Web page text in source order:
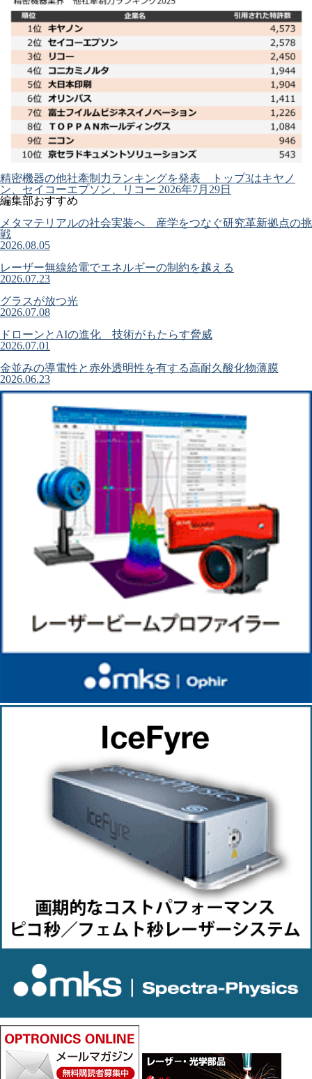
精密機器の他社牽制力ランキングを発表 トップ3はキヤノ
ン、セイコーエプソン、リコー 2026年7月29日
編集部おすすめ
メタマテリアルの社会実装へ 産学をつなぐ研究革新拠点の挑
戦
2026.08.05
レーザー無線給電でエネルギーの制約を越える
2026.07.23
グラスが放つ光
2026.07.08
ドローンとAIの進化 技術がもたらす脅威
2026.07.01
金並みの導電性と赤外透明性を有する高耐久酸化物薄膜
2026.06.23